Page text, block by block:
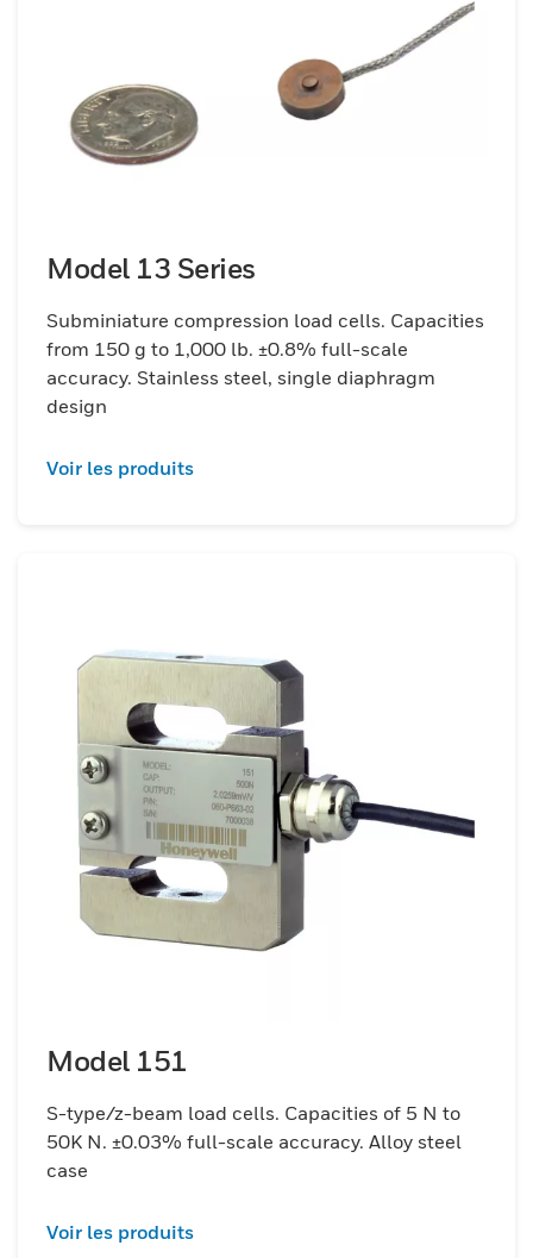
Model 13 Series
Subminiature compression load cells. Capacities
from 150 g to 1,000 lb. ±0.8% full-scale
accuracy. Stainless steel, single diaphragm
design
Voir les produits
Model 151
S-type/z-beam load cells. Capacities of 5 N to
50K N. ±0.03% full-scale accuracy. Alloy steel
case
Voir les produits